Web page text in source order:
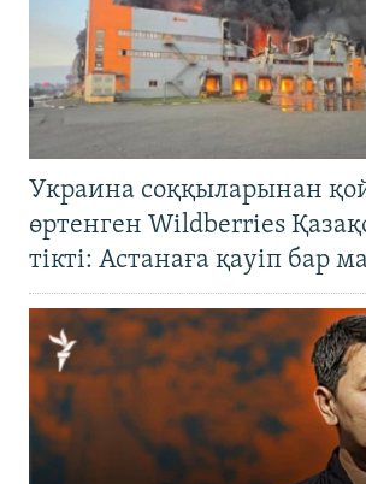
Украина соққыларынан
өртенген Wildberries
тікті: Астанаға қауіп бар